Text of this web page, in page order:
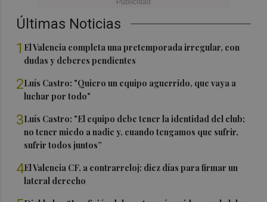
Últimas Noticias
1 El Valencia completa una pretemporada irregular, con
dudas y deberes pendientes
2Luís Castro: "Quiero un equipo aguerrido, que vaya a
luchar por todo"
3Luís Castro: "El equipo debe tener la identidad del club;
no tener miedo a nadie y, cuando tengamos que sufrir,
sufrir todos juntos”
4El Valencia CF, a contrarreloj: diez días para firmar un
lateral derecho